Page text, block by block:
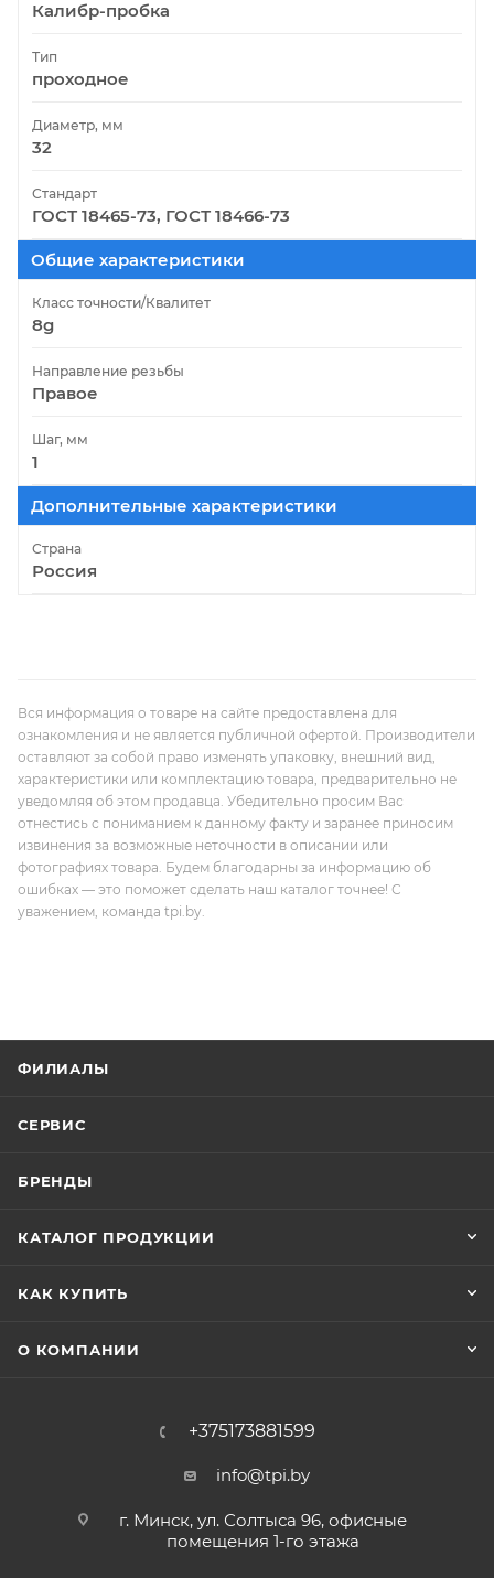
Калибр-пробка
Тип
проходное
Диаметр, мм
32
Стандарт
ГОСТ 18465-73, ГОСТ 18466-73
Общие характеристики
Класс точности/Квалитет
8g
Направление резьбы
Правое
Шаг, мм
1
Дополнительные характеристики
Страна
Россия
Вся информация о товаре на сайте предоставлена для
ознакомления и не является публичной офертой. Производители
оставляют за собой право изменять упаковку, внешний вид,
характеристики или комплектацию товара, предварительно не
уведомляя об этом продавца. Убедительно просим Вас
отнестись с пониманием к данному факту и заранее приносим
извинения за возможные неточности в описании или
фотографиях товара. Будем благодарны за информацию об
ошибках — это поможет сделать наш каталог точнее! С
уважением, команда tpi.by.
ФИЛИАЛЫ
СЕРВИС
БРЕНДЫ
КАТАЛОГ ПРОДУКЦИИ
КАК КУПИТЬ
О КОМПАНИИ
+375173881599
info@tpi.by
г. Минск, ул. Солтыса 96, офисные
помещения 1-го этажа